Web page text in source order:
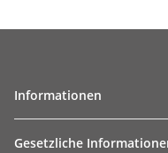
Informationen
Gesetzliche